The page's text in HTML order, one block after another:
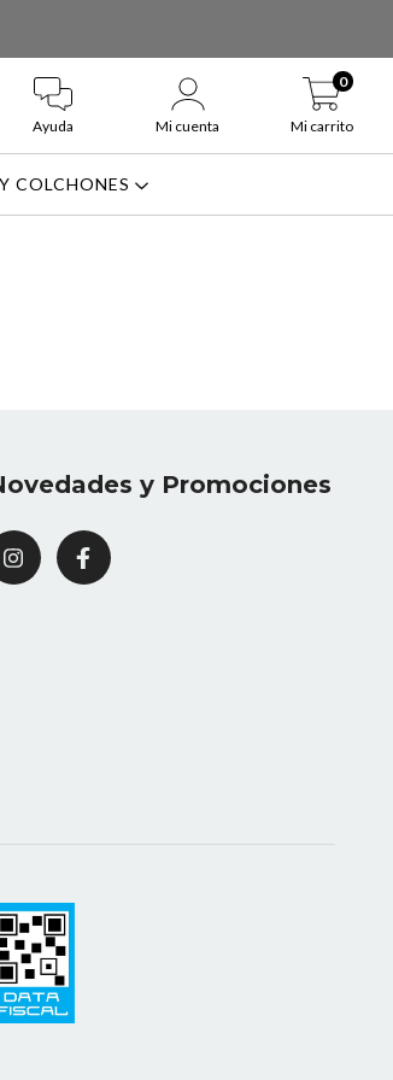
Ayuda Mi cuenta Mi carrito
0
COLCHONES
y Promociones